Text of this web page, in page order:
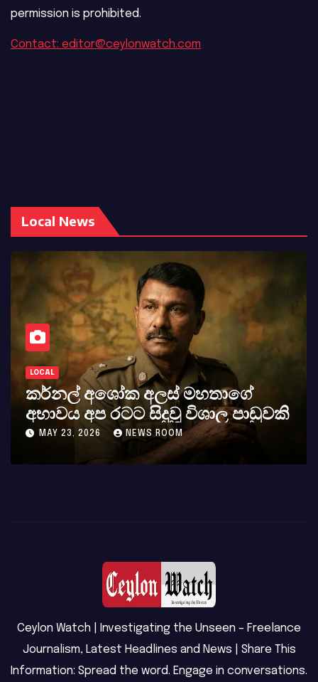
permission is prohibited.
Contact: editor@ceylonwatch.com
Local News
LOCAL
කර්නල් අශෝක අලස් මහතාගේ
අභාවය අප රටට සිදුවූ විශාල පාඩුවකි
MAY 23, 2026 NEWS ROOM
Ceylon Watch | Investigating the Unseen – Freelance
Journalism, Latest Headlines and News | Share This
Information: Spread the word. Engage in conversations.